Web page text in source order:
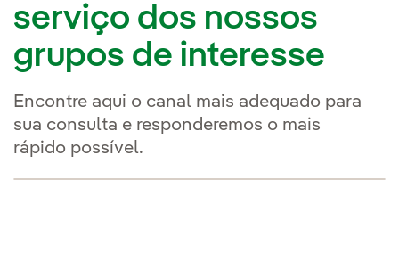
serviço dos nossos
grupos de interesse
Encontre aqui o canal mais adequado para
sua consulta e responderemos o mais
rápido possível.